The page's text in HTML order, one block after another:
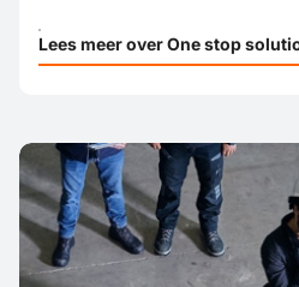
Lees meer over One stop